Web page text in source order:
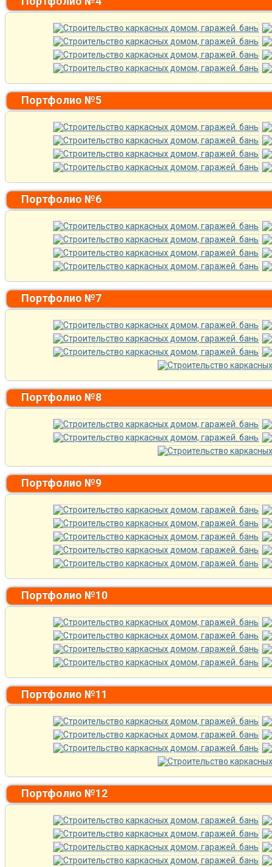
Портфолио №5
Портфолио №6
Портфолио №7
Портфолио №8
Портфолио №9
Портфолио №10
Портфолио №11
Портфолио №12